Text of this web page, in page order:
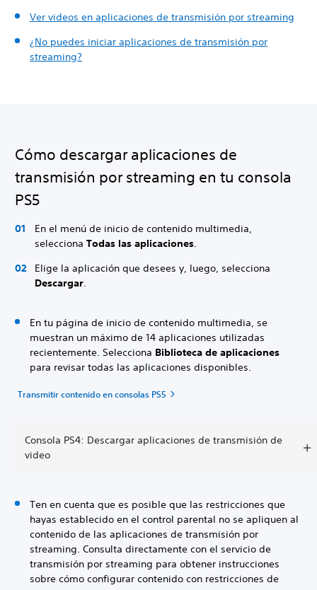
Ver videos en aplicaciones de transmisión por streaming
¿No puedes iniciar aplicaciones de transmisión por
streaming?
Cómo descargar aplicaciones de
transmisión por streaming en tu consola
PS5
En el menú de inicio de contenido multimedia,
selecciona Todas las aplicaciones.
Elige la aplicación que desees y, luego, selecciona
Descargar.
En tu página de inicio de contenido multimedia, se
muestran un máximo de 14 aplicaciones utilizadas
recientemente. Selecciona Biblioteca de aplicaciones
para revisar todas las aplicaciones disponibles.
Transmitir contenido en consolas PS5
Consola PS4: Descargar aplicaciones de transmisión de
video
Ten en cuenta que es posible que las restricciones que
hayas establecido en el control parental no se apliquen al
contenido de las aplicaciones de transmisión por
streaming. Consulta directamente con el servicio de
transmisión por streaming para obtener instrucciones
sobre cómo configurar contenido con restricciones de